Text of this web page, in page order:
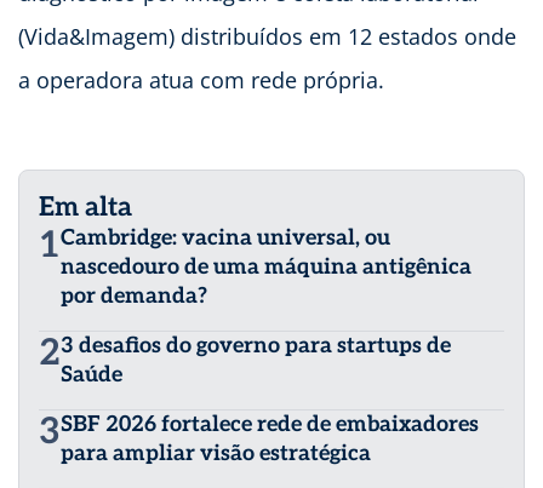
(Vida&Imagem) distribuídos em 12 estados onde
a operadora atua com rede própria.
Em alta
1Cambridge: vacina universal, ou
nascedouro de uma máquina antigênica
por demanda?
23 desafios do governo para startups de
Saúde
3SBF 2026 fortalece rede de embaixadores
para ampliar visão estratégica